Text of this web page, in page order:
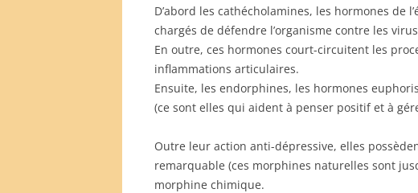
D’abord les cathécholamines, les hormones de
chargés de défendre l’organisme contre les
En outre, ces hormones court-circuitent les
inflammations articulaires.
Ensuite, les endorphines, les hormones
(ce sont elles qui aident à penser positif et à
Outre leur action anti-dépressive, elles
remarquable (ces morphines naturelles sont
morphine chimique.